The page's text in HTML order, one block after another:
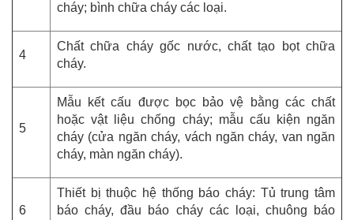
cháy; bình chữa cháy các loại.
4
Chất chữa cháy gốc nước, chất tạo bọt chữa
cháy.
5
Mẫu kết cấu được bọc bảo vệ bằng các chất
hoặc vật liệu chống cháy; mẫu cấu kiện ngăn
cháy (cửa ngăn cháy, vách ngăn cháy, van ngăn
cháy, màn ngăn cháy).
6
Thiết bị thuộc hệ thống báo cháy: Tủ trung tâm
báo cháy, đầu báo cháy các loại, chuông báo